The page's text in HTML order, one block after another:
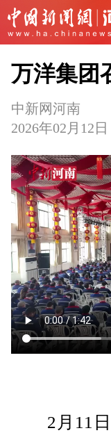
万洋集团
中新网河南
2026年02月12
2月11日